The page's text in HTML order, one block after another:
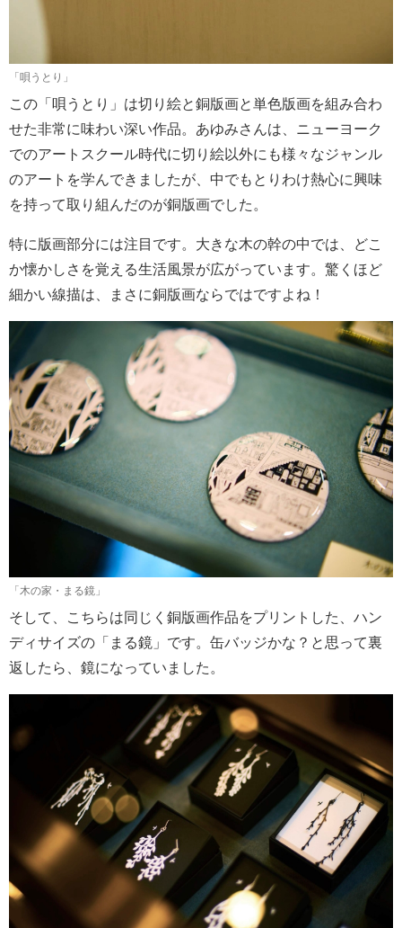
「唄うとり」
この「唄うとり」は切り絵と銅版画と単色版画を組み合わ
せた非常に味わい深い作品。あゆみさんは、ニューヨーク
でのアートスクール時代に切り絵以外にも様々なジャンル
のアートを学んできましたが、中でもとりわけ熱心に興味
を持って取り組んだのが銅版画でした。
特に版画部分には注目です。大きな木の幹の中では、どこ
か懐かしさを覚える生活風景が広がっています。驚くほど
細かい線描は、まさに銅版画ならではですよね！
「木の家・まる鏡」
そして、こちらは同じく銅版画作品をプリントした、ハン
ディサイズの「まる鏡」です。缶バッジかな？と思って裏
返したら、鏡になっていました。